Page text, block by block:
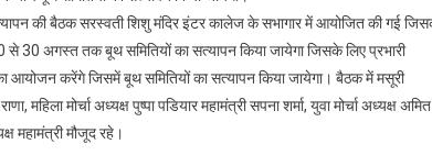
की बैठक सरस्वती शिशु मंदिर इंटर कालेज के सभागार में आयोजित की गई
से 30 अगस्त तक बूथ समितियों का सत्यापन किया जायेगा जिसके लिए प्रभारी
करेंगे जिसमें बूथ समितियों का सत्यापन किया जायेगा। बैठक में मसूरी
मोर्चा अध्यक्ष पुष्पा पडियार महामंत्री सपना शर्मा, युवा मोर्चा अध्यक्ष अमित
महामंत्री मौजूद रहे।